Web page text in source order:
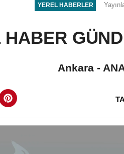
YEREL HABERLER
HABER
Ankara -